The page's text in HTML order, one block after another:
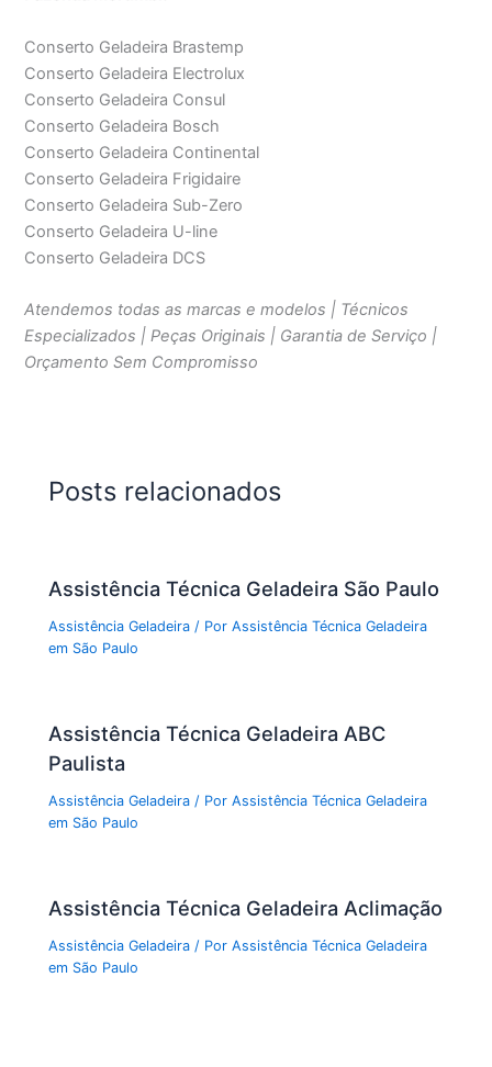
Conserto Geladeira Brastemp
Conserto Geladeira Electrolux
Conserto Geladeira Consul
Conserto Geladeira Bosch
Conserto Geladeira Continental
Conserto Geladeira Frigidaire
Conserto Geladeira Sub-Zero
Conserto Geladeira U-line
Conserto Geladeira DCS
Atendemos todas as marcas e modelos | Técnicos
Especializados | Peças Originais | Garantia de Serviço |
Orçamento Sem Compromisso
Posts relacionados
Assistência Técnica Geladeira São Paulo
Assistência Geladeira / PorAssistência Técnica Geladeira
em São Paulo
Assistência Técnica Geladeira ABC
Paulista
Assistência Geladeira / PorAssistência Técnica Geladeira
em São Paulo
Assistência Técnica Geladeira Aclimação
Assistência Geladeira / PorAssistência Técnica Geladeira
em São Paulo